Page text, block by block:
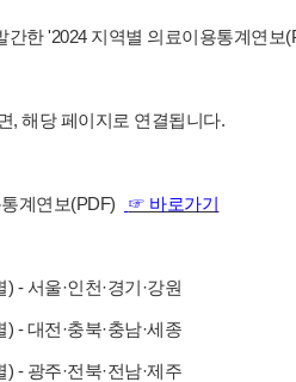
간한 '2024 지역별 의료이용통계연보
, 해당 페이지로 연결됩니다.
계연보(PDF) ☞ 바로가기
- 서울·인천·경기·강원
- 대전·충북·충남·세종
- 광주·전북·전남·제주